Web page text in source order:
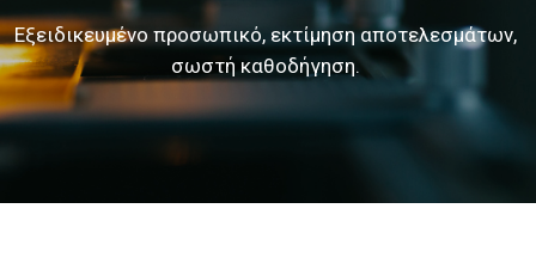
Εξειδικευμένο προσωπικό, εκτίμηση αποτελεσμάτων,
σωστή καθοδήγηση.